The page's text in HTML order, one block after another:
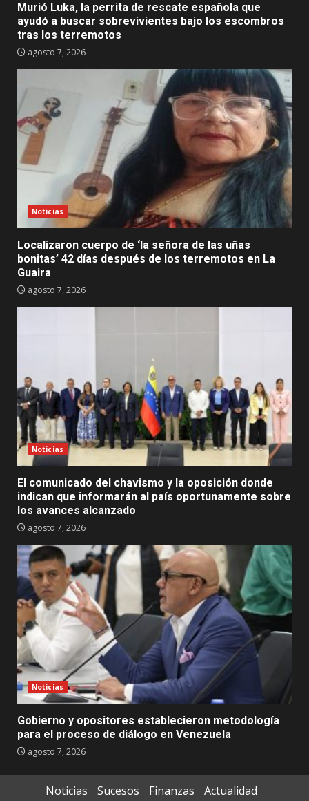
Murió Luka, la perrita de rescate española que
ayudó a buscar sobrevivientes bajo los escombros
tras los terremotos
agosto 7, 2026
Noticias
Localizaron cuerpo de ‘la señora de las uñas
bonitas’ 42 días después de los terremotos en La
Guaira
agosto 7, 2026
Noticias
El comunicado del chavismo y la oposición donde
indican que informarán al país oportunamente sobre
los avances alcanzado
agosto 7, 2026
Noticias
Gobierno y opositores establecieron metodología
para el proceso de diálogo en Venezuela
agosto 7, 2026
Noticias Sucesos Finanzas
Actualidad